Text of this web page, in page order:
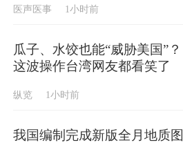
医声医事 1小时前
瓜子、水饺也能“威胁美国”？
这波操作台湾网友都看笑了
纵览 1小时前
我国编制完成新版全月地质图